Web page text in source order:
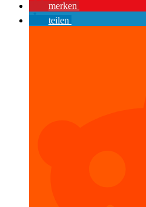
merken
teilen